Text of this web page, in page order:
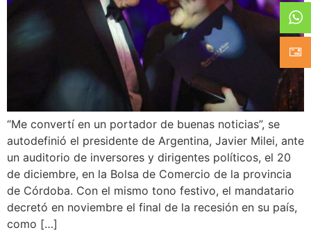
“Me convertí en un portador de buenas noticias”, se
autodefinió el presidente de Argentina, Javier Milei, ante
un auditorio de inversores y dirigentes políticos, el 20
de diciembre, en la Bolsa de Comercio de la provincia
de Córdoba. Con el mismo tono festivo, el mandatario
decretó en noviembre el final de la recesión en su país,
como […]